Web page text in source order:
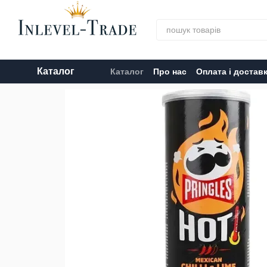
Перейти до основного контенту
Каталог Каталог Про нас Оплата і